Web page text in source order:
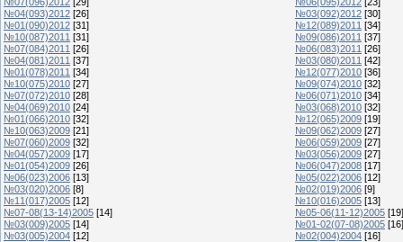
№04(093)2012 [26] №03(092)2012 [30]
№01(090)2012 [31] №12(089)2011 [34]
№10(087)2011 [31] №09(086)2011 [37]
№07(084)2011 [26] №06(083)2011 [26]
№04(081)2011 [37] №03(080)2011 [42]
№01(078)2011 [34] №12(077)2010 [36]
№10(075)2010 [27] №09(074)2010 [32]
№07(072)2010 [28] №06(071)2010 [34]
№04(069)2010 [24] №03(068)2010 [32]
№01(066)2010 [32] №12(065)2009 [19]
№10(063)2009 [21] №09(062)2009 [27]
№07(060)2009 [32] №06(059)2009 [27]
№04(057)2009 [17] №03(056)2009 [27]
№01(054)2009 [26] №06(047)2008 [17]
№06(023)2006 [13] №05(022)2006 [12]
№03(020)2006 [8] №02(019)2006 [9]
№11(017)2005 [12] №10(016)2005 [13]
№07-08(13-14)2005 [14] №05-06(11-12)2005 [19]
№03(009)2005 [14] №01-02(07-08)2005 [16]
№03(005)2004 [12] №02(004)2004 [16]